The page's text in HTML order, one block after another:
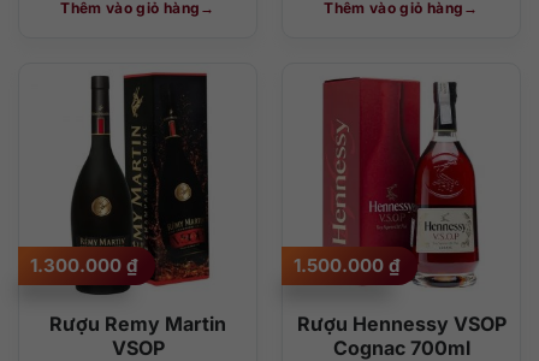
Thêm vào giỏ hàng Thêm vào giỏ hàng
Rượu Remy Martin
VSOP
1.300.000 ₫
Rượu Hennessy VSOP
Cognac 700ml
1.500.000 ₫